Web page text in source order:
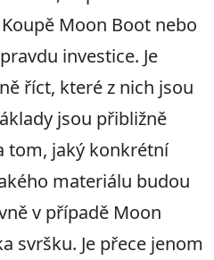
Moon Boot nebo
investice. Je
říct, které z nich jsou
jsou přibližně
tom, jaký konkrétní
materiálu budou
v případě Moon
svršku. Je přece jenom